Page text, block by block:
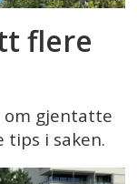
flere
om gjentatte
i saken.